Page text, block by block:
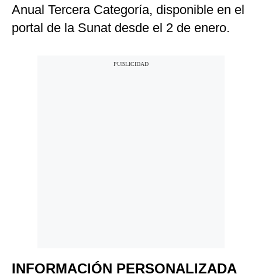
Anual Tercera Categoría, disponible en el
portal de la Sunat desde el 2 de enero.
INFORMACIÓN PERSONALIZADA